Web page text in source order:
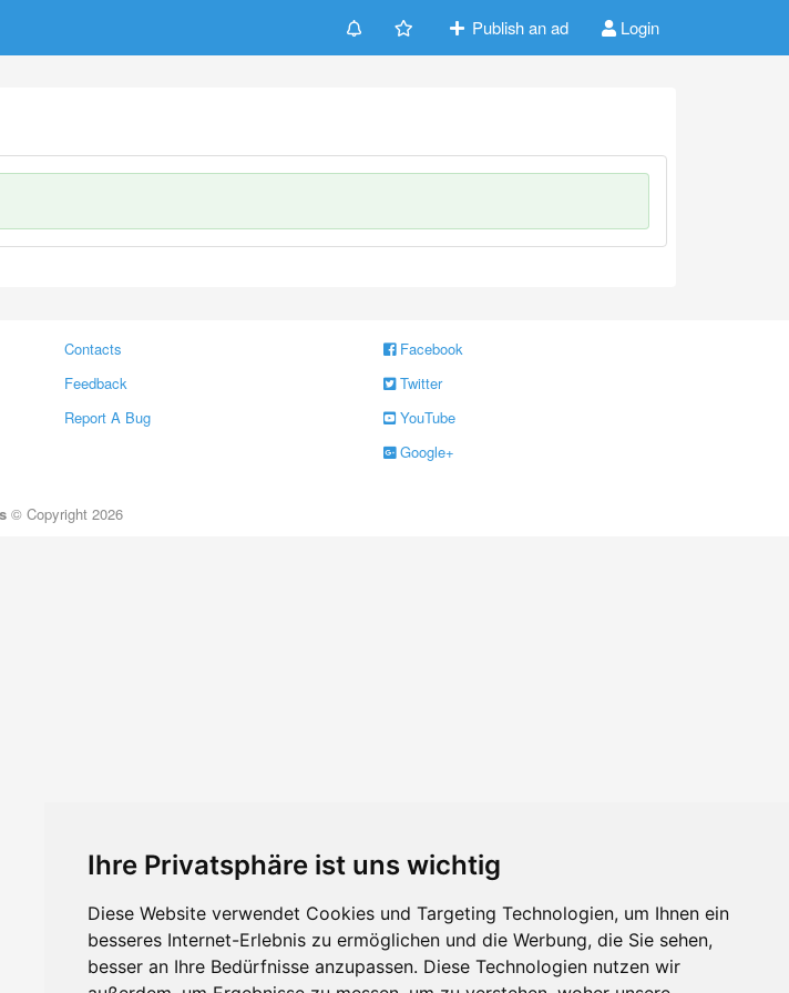
Ihre Privatsphäre ist uns wichtig
Diese Website verwendet Cookies und Targeting Technologien, um Ihnen ein
besseres Internet-Erlebnis zu ermöglichen und die Werbung, die Sie sehen,
besser an Ihre Bedürfnisse anzupassen. Diese Technologien nutzen wir
Publish an ad Login
Contacts
Feedback
Report A Bug
Facebook
Twitter
YouTube
Google+
© Copyright 2026